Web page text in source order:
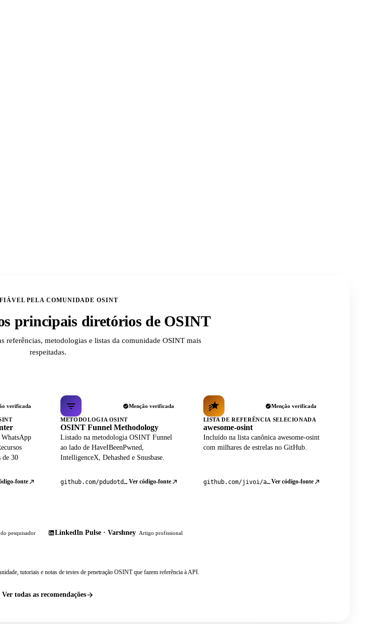
PELA COMUNIDADE OSINT
principais diretórios de OSINT
referências, metodologias e listas da comunidade OSINT mais
respeitadas.
verificada
de 30
fonte
Menção verificada
METODOLOGIA OSINT
OSINT Funnel Methodology
Listado na metodologia OSINT Funnel
ao lado de HaveIBeenPwned,
IntelligenceX, Dehashed e Snusbase.
github.com/pdudotdev/ofm Ver código-fonte
Menção verificada
LISTA DE REFERÊNCIA SELECIONADA
awesome-osint
Incluído na lista canônica awesome-osint
com milhares de estrelas no GitHub.
github.com/jivoi/awesome-osintVer código-fonte
pesquisador LinkedIn Pulse · Varshney Artigo profissional
tutoriais e notas de testes de penetração OSINT que fazem referência à API.
Ver todas as recomendações